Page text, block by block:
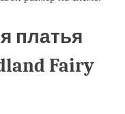
платья
Fairy